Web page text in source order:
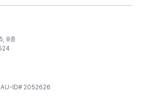
8층
ID# 2052626